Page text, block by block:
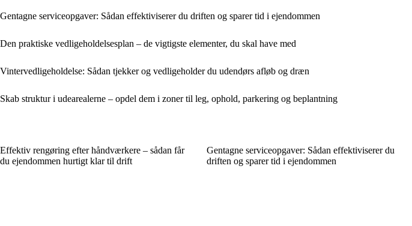
Gentagne serviceopgaver: Sådan effektiviserer du driften og sparer tid i ejendommen
Den praktiske vedligeholdelsesplan – de vigtigste elementer, du skal have med
Vintervedligeholdelse: Sådan tjekker og vedligeholder du udendørs afløb og dræn
Skab struktur i udearealerne – opdel dem i zoner til leg, ophold, parkering og beplantning
Effektiv rengøring efter håndværkere – sådan får
du ejendommen hurtigt klar til drift
Gentagne serviceopgaver: Sådan effektiviserer du
driften og sparer tid i ejendommen